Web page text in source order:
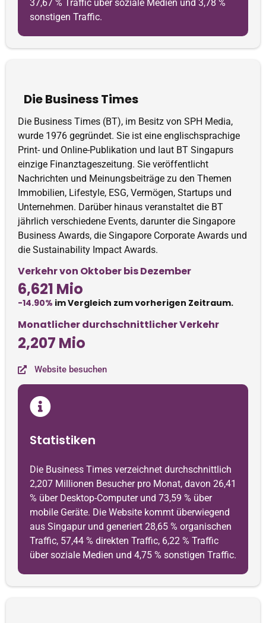
37,67 % Traffic über soziale Medien und 3,78 %
sonstigen Traffic.
Die Business Times
Die Business Times (BT), im Besitz von SPH Media,
wurde 1976 gegründet. Sie ist eine englischsprachige
Print- und Online-Publikation und laut BT Singapurs
einzige Finanztageszeitung. Sie veröffentlicht
Nachrichten und Meinungsbeiträge zu den Themen
Immobilien, Lifestyle, ESG, Vermögen, Startups und
Unternehmen. Darüber hinaus veranstaltet die BT
jährlich verschiedene Events, darunter die Singapore
Business Awards, die Singapore Corporate Awards und
die Sustainability Impact Awards.
Verkehr von Oktober bis Dezember
6,621 Mio
-14.90% im Vergleich zum vorherigen Zeitraum.
Monatlicher durchschnittlicher Verkehr
2,207 Mio
Website besuchen
Statistiken
Die Business Times verzeichnet durchschnittlich
2,207 Millionen Besucher pro Monat, davon 26,41
% über Desktop-Computer und 73,59 % über
mobile Geräte. Die Website kommt überwiegend
aus Singapur und generiert 28,65 % organischen
Traffic, 57,44 % direkten Traffic, 6,22 % Traffic
über soziale Medien und 4,75 % sonstigen Traffic.